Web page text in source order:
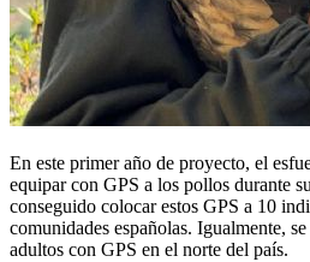
En este primer año de proyecto, el
equipar con GPS a los pollos durante
conseguido colocar estos GPS a 10
comunidades españolas. Igualmente,
adultos con GPS en el norte del país.